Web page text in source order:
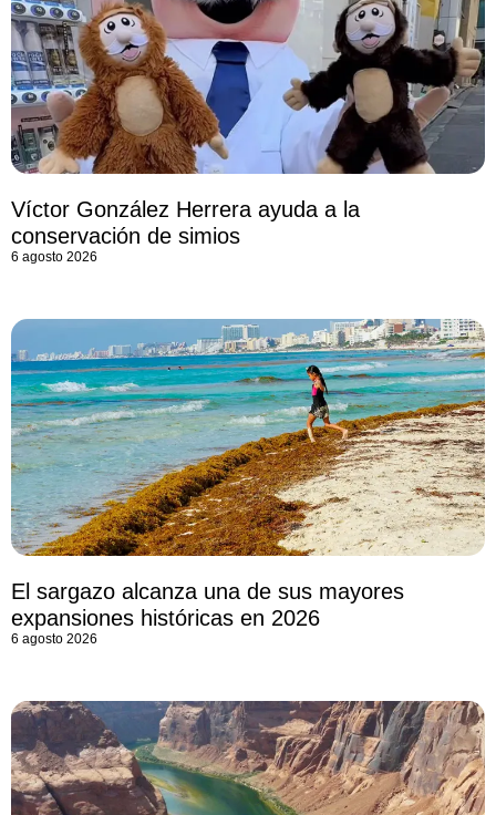
Víctor González Herrera ayuda a la
conservación de simios
6 agosto 2026
El sargazo alcanza una de sus mayores
expansiones históricas en 2026
6 agosto 2026